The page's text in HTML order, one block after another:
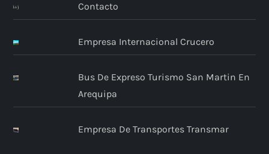
Contacto
Empresa Internacional Crucero
Bus De Expreso Turismo San Martin En
Arequipa
Empresa De Transportes Transmar